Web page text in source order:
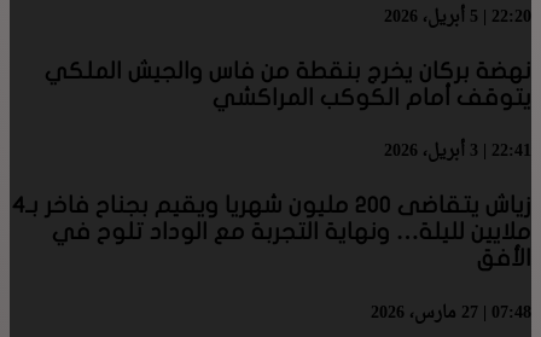
22:20 | 5 أبريل، 2026
نهضة بركان يخرج بنقطة من فاس والجيش الملكي
يتوقف أمام الكوكب المراكشي
22:41 | 3 أبريل، 2026
زياش يتقاضى 200 مليون شهريا ويقيم بجناح فاخر بـ4
ملايين لليلة… ونهاية التجربة مع الوداد تلوح في
الأفق
07:48 | 27 مارس، 2026